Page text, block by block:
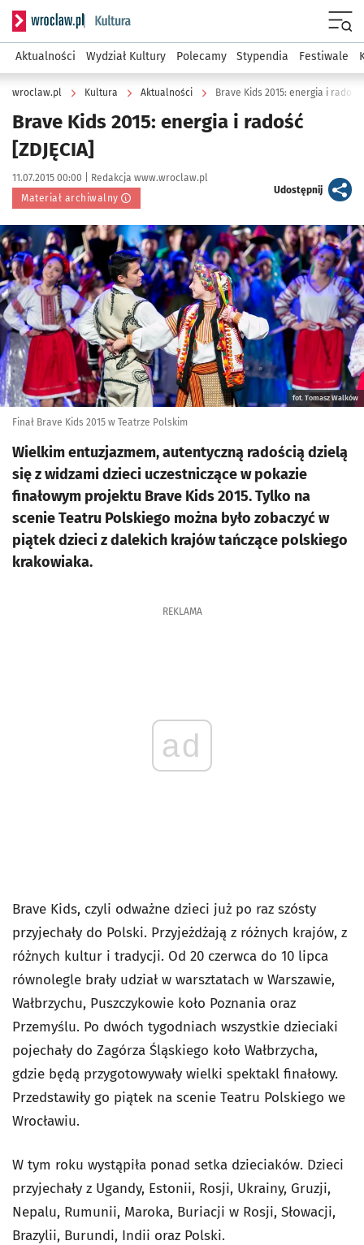
Serwis informacyjny wroclaw.pl podserwis: Kultura
Aktualności Wydział Kultury Polecamy Stypendia Festiwale
wroclaw.pl Kultura Aktualności Brave Kids 2015: energia i radość
Brave Kids 2015: energia i radość
[ZDJĘCIA]
Data publikacji:
11.07.2015 00:00 | Autor:
Redakcja www.wroclaw.pl
Materiał archiwalny
Udostępnijartykuł
Kliknij, aby powiększyć
fot. Tomasz Walków
Finał Brave Kids 2015 w Teatrze Polskim
Wielkim entuzjazmem, autentyczną radością dzielą
się z widzami dzieci uczestniczące w pokazie
finałowym projektu Brave Kids 2015. Tylko na
scenie Teatru Polskiego można było zobaczyć w
piątek dzieci z dalekich krajów tańczące polskiego
krakowiaka.
REKLAMA
ad
Brave Kids, czyli odważne dzieci już po raz szósty
przyjechały do Polski. Przyjeżdżają z różnych krajów, z
różnych kultur i tradycji. Od 20 czerwca do 10 lipca
równolegle brały udział w warsztatach w Warszawie,
Wałbrzychu, Puszczykowie koło Poznania oraz
Przemyślu. Po dwóch tygodniach wszystkie dzieciaki
pojechały do Zagórza Śląskiego koło Wałbrzycha,
gdzie będą przygotowywały wielki spektakl finałowy.
Przedstawiły go piątek na scenie Teatru Polskiego we
Wrocławiu.
W tym roku wystąpiła ponad setka dzieciaków. Dzieci
przyjechały z Ugandy, Estonii, Rosji, Ukrainy, Gruzji,
Nepalu, Rumunii, Maroka, Buriacji w Rosji, Słowacji,
Brazylii, Burundi, Indii oraz Polski.